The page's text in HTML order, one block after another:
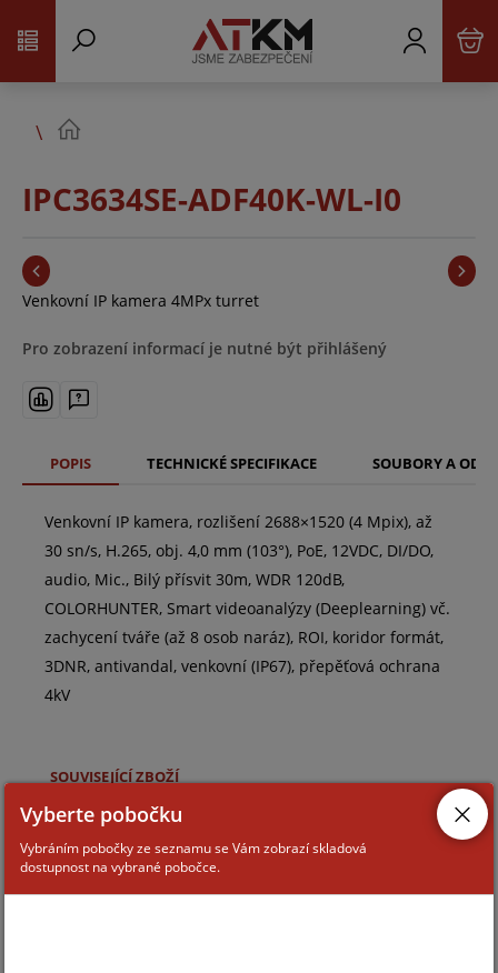
IPC3634SE-ADF40K-WL-I0
Venkovní IP kamera 4MPx turret
Pro zobrazení informací je nutné být přihlášený
POPIS TECHNICKÉ SPECIFIKACE SOUBORY A
Venkovní IP kamera, rozlišení 2688×1520 (4 Mpix), až
30 sn/s, H.265, obj. 4,0 mm (103°), PoE, 12VDC, DI/DO,
audio, Mic., Bilý přísvit 30m, WDR 120dB,
COLORHUNTER, Smart videoanalýzy (Deeplearning) vč.
zachycení tváře (až 8 osob naráz), ROI, koridor formát,
3DNR, antivandal, venkovní (IP67), přepěťová ochrana
4kV
SOUVISEJÍCÍ ZBOŽÍ
TR-A01-IN
Vyberte pobočku
Vybráním pobočky ze seznamu se Vám zobrazí skladová
dostupnost na vybrané pobočce.